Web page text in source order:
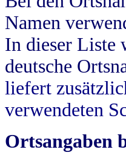
Namen
In dieser Liste
deutsche
liefert
verwendeten
Ortsangaben